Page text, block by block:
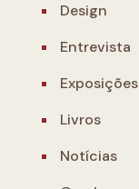
Design
Entrevista
Exposições
Livros
Notícias